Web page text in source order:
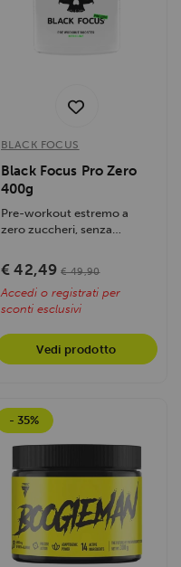
BLACK FOCUS
Black Focus Pro Zero
400g
Pre-workout estremo a
zero zuccheri, senza
massimizzare la...
€ 42,49 € 49,90
Accedi o registrati per
sconti esclusivi
Vedi prodotto
- 35%